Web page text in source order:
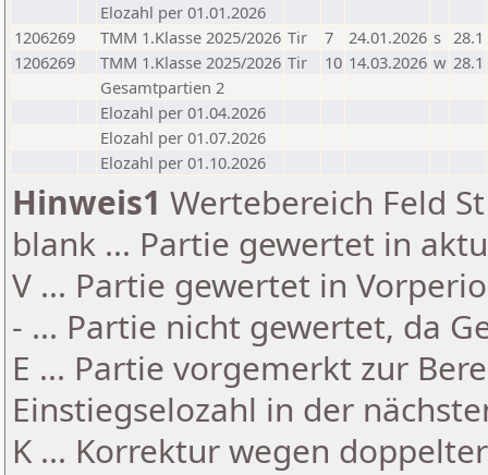
Elozahl per 01.01.2026
1206269
TMM 1.Klasse 2025/2026 Tir 7 24.01.2026 s 28.1
1206269
TMM 1.Klasse 2025/2026 Tir 10 14.03.2026 w 28.1
Gesamtpartien 2
Elozahl per 01.04.2026
Elozahl per 01.07.2026
Elozahl per 01.10.2026
Hinweis1 Wertebereich Feld
blank ... Partie gewertet in
V ... Partie gewertet in
- ... Partie nicht gewertet, da
E ... Partie vorgemerkt zur
Einstiegselozahl in der
K ... Korrektur wegen